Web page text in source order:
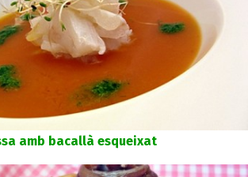
amb bacallà esqueixat